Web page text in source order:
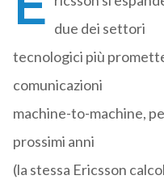
due dei settori
tecnologici più
comunicazioni
machine-to-machine,
prossimi anni
(la stessa Ericsson